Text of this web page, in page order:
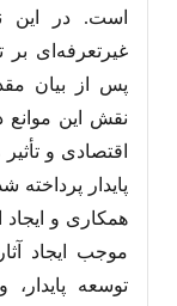
است. در این
غیرتعرفه‌ای بر
پس از بیان
نقش این موانع
اقتصادی و
پایدار
همکاری و
موجب ایجاد
توسعه پایدار،